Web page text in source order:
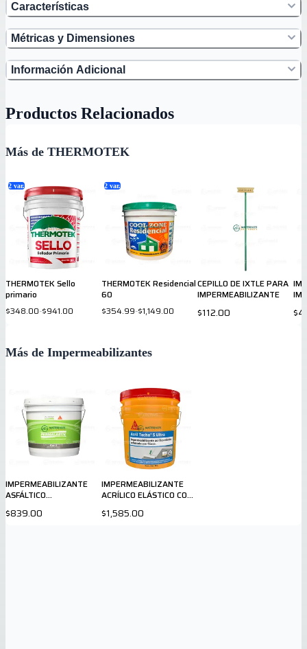
Características
Métricas y Dimensiones
Información Adicional
Productos Relacionados
Más de THERMOTEK
2 var.
THERMOTEK Sello
primario
$348.00-$941.00
2 var.
THERMOTEK Residencial
60
$354.99-$1,149.00
CEPILLO DE IXTLE PARA
IMPERMEABILIZANTE
$112.00
Más de Impermeabilizantes
IMPERMEABILIZANTE
ASFÁLTICO
$839.00
IMPERMEABILIZANTE
ACRÍLICO ELÁSTICO CON
$1,585.00